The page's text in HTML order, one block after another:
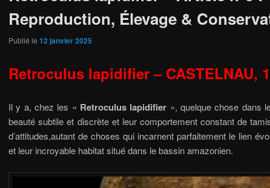
Reproduction, Élevage &
Publié le 12 janvier 2025
Retroculus lapidifier – CASTELNAU,
Il y a, chez les « Retroculus lapidifier », quelque chose dans
beauté subtile et discrète et leur comportement constant de
d’attitudes,autant de choses qui incarnent parfaitement le lien
et leur incroyable habitat situé dans le bassin amazonien.